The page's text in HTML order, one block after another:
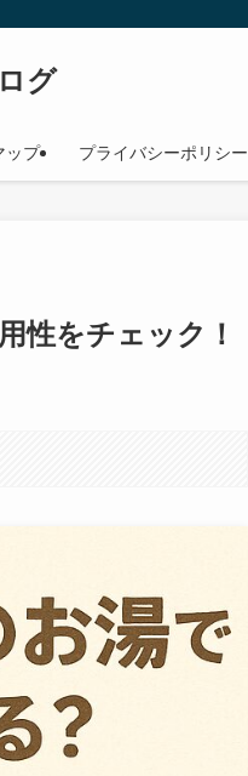
グ
ップ プライバシーポリシー
性をチェック！